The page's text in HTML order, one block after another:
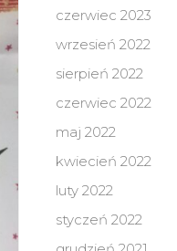
czerwiec 2023
wrzesień 2022
sierpień 2022
czerwiec 2022
maj 2022
kwiecień 2022
luty 2022
styczeń 2022